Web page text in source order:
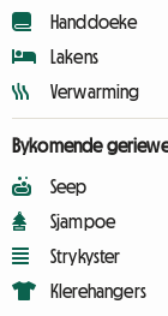
Handdoeke
Lakens
Verwarming
Bykomende
Seep
Sjampoe
Strykyster
Klerehangers